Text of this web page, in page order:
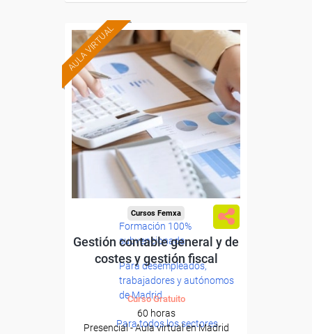
AULA VIRTUAL
Formación 100%
subvencionada.
Para desempleados,
trabajadores y autónomos
de Madrid.
Para todos los sectores.
Cursos Femxa
Gestión contable general y de
costes y gestión fiscal
Curso Gratuito
60 horas
Presencial - Aula virtual en Madrid